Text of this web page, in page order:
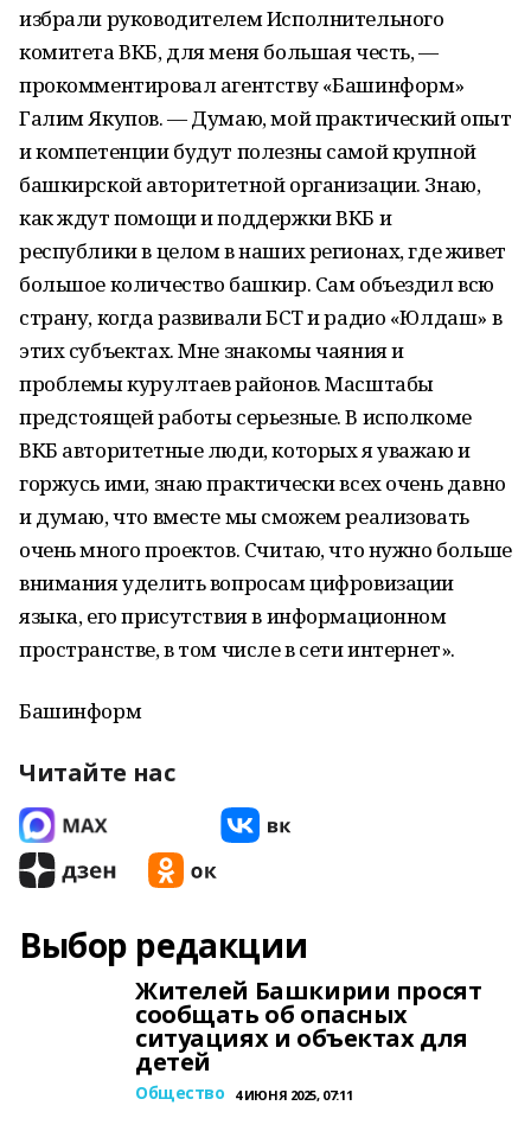
избрали руководителем Исполнительного
комитета ВКБ, для меня большая честь, —
прокомментировал агентству «Башинформ»
Галим Якупов. — Думаю, мой практический опыт
и компетенции будут полезны самой крупной
башкирской авторитетной организации. Знаю,
как ждут помощи и поддержки ВКБ и
республики в целом в наших регионах, где живет
большое количество башкир. Сам объездил всю
страну, когда развивали БСТ и радио «Юлдаш» в
этих субъектах. Мне знакомы чаяния и
проблемы курултаев районов. Масштабы
предстоящей работы серьезные. В исполкоме
ВКБ авторитетные люди, которых я уважаю и
горжусь ими, знаю практически всех очень давно
и думаю, что вместе мы сможем реализовать
очень много проектов. Считаю, что нужно больше
внимания уделить вопросам цифровизации
языка, его присутствия в информационном
пространстве, в том числе в сети интернет».
Башинформ
Читайте нас
Выбор редакции
Жителей Башкирии просят
сообщать об опасных
ситуациях и объектах для
детей
Общество 4 ИЮНЯ 2025, 07:11